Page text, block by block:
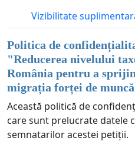
Vizibilitate
Politica de
"Reducerea nivelului
România pentru a
migrația forței de muncă
Această politică de
care sunt prelucrate datele
semnatarilor acestei petiții.